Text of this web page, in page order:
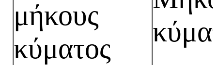
μήκους
κύματος